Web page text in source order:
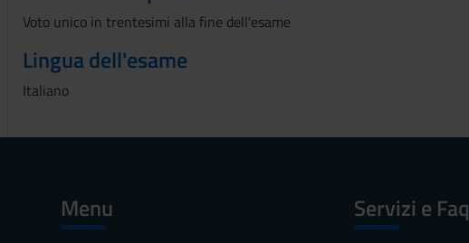
Voto unico in trentesimi alla fine dell'esame
Lingua dell'esame
Italiano
Menu Servizi e Faq